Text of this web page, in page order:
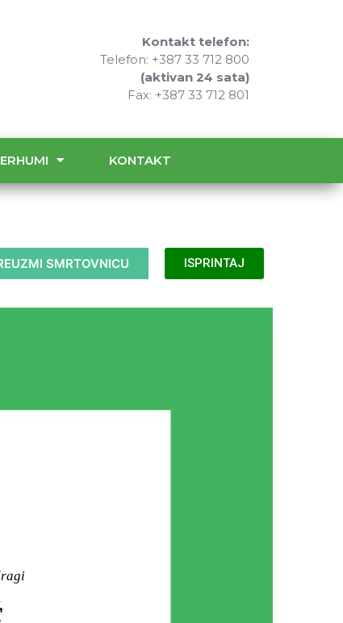
Kontakt telefon:
Telefon: +387 33 712 800
(aktivan 24 sata)
Fax: +387 33 712 801
KONTAKT
SMRTOVNICU ISPRINTAJ